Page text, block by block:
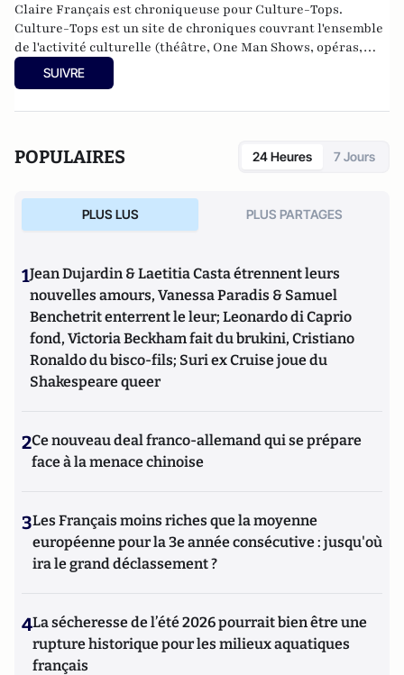
Claire Français est chroniqueuse pour Culture-Tops. ​
Culture-Tops est un site de chroniques couvrant l'ensemble
de l'activité culturelle (théâtre, One Man Shows, opéras,
ballets, spectacles divers, cinéma, expos, livres, etc.).
Culture-Tops a été créé en novembre 2013 par Jacques
SUIVRE
POPULAIRES 24 Heures 7 Jours
PLUS LUS PLUS PARTAGES
1Jean Dujardin & Laetitia Casta étrennent leurs
nouvelles amours, Vanessa Paradis & Samuel
Benchetrit enterrent le leur; Leonardo di Caprio
fond, Victoria Beckham fait du brukini, Cristiano
Ronaldo du bisco-fils; Suri ex Cruise joue du
Shakespeare queer
2Ce nouveau deal franco-allemand qui se prépare
face à la menace chinoise
3Les Français moins riches que la moyenne
européenne pour la 3e année consécutive : jusqu'où
ira le grand déclassement ?
4La sécheresse de l’été 2026 pourrait bien être une
rupture historique pour les milieux aquatiques
français